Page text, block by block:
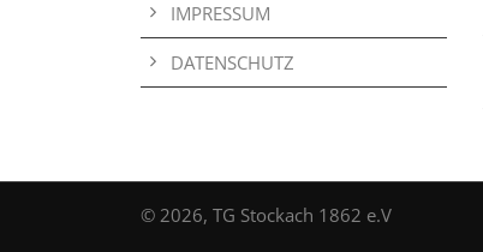
IMPRESSUM
DATENSCHUTZ
© 2026, TG Stockach 1862 e.V